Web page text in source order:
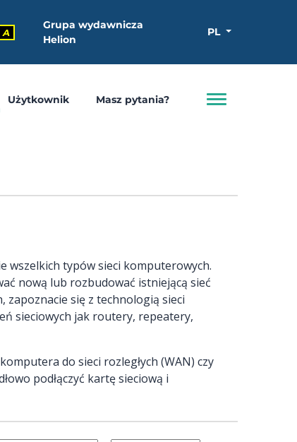
A
Grupa wydawnicza
Helion
PL
Użytkownik Masz pytania?
wszelkich typów sieci komputerowych.
nową lub rozbudować istniejącą sieć
zapoznacie się z technologią sieci
sieciowych jak routery, repeatery,
do sieci rozległych (WAN) czy
podłączyć kartę sieciową i